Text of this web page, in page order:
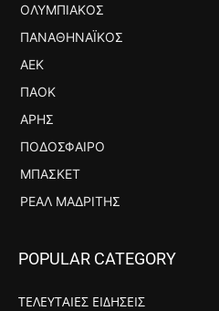
ΟΛΥΜΠΙΑΚΌΣ
ΠΑΝΑΘΗΝΑΪΚΌΣ
ΑΕΚ
ΠΑΟΚ
ΆΡΗΣ
ΠΟΔΌΣΦΑΙΡΟ
ΜΠΆΣΚΕΤ
ΡΕΆΛ ΜΑΔΡΊΤΗΣ
POPULAR CATEGORY
ΤΕΛΕΥΤΑΙΕΣ ΕΙΔΗΣΕΙΣ